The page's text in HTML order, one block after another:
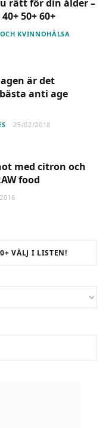
rätt för din ålder –
50+ 60+
KVINNOHÄLSA
är det
anti age
25/02/2018
med citron och
food
VÄLJ I LISTEN!